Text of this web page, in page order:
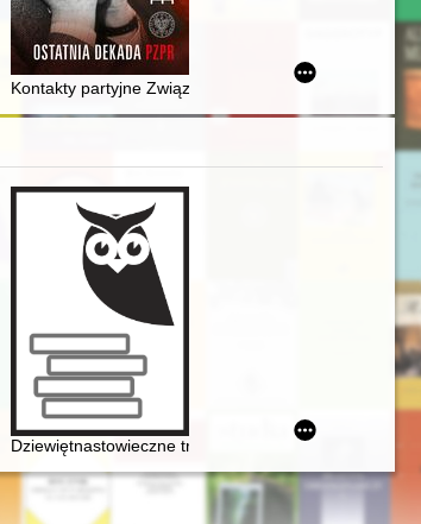
granicznego księstwa opolskiego
centuries based on research on the Słuszków I
narodowego muzeum historii naturalnej
Kontakty partyjne Związku Komunistów Jugosławii z
budowania ekspozycji
Ars et educatio
Dziewiętnastowieczne transkrypcje utworów